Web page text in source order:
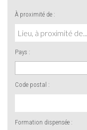
À proximité de :
Pays :
Code postal :
Formation dispensée :